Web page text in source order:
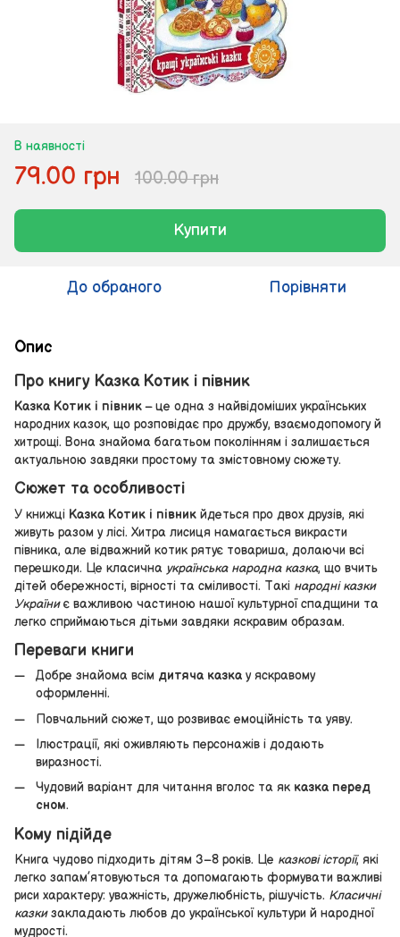
В наявності
79.00 грн 100.00 грн
Купити
До обраного Порівняти
Опис
Про книгу Казка Котик і півник
Казка Котик і півник– це одна з найвідоміших українських
народних казок, що розповідає про дружбу, взаємодопомогу й
хитрощі. Вона знайома багатьом поколінням і залишається
актуальною завдяки простому та змістовному сюжету.
Сюжет та особливості
У книжці Казка Котик і півник йдеться про двох друзів, які
живуть разом у лісі. Хитра лисиця намагається викрасти
півника, але відважний котик рятує товариша, долаючи всі
перешкоди. Це класична українська народна казка, що вчить
дітей обережності, вірності та сміливості. Такі народні казки
Україниє важливою частиною нашої культурної спадщини та
легко сприймаються дітьми завдяки яскравим образам.
Переваги книги
Добре знайома всім дитяча казка у яскравому
оформленні.
Повчальний сюжет, що розвиває емоційність та уяву.
Ілюстрації, які оживляють персонажів і додають
виразності.
Чудовий варіант для читання вголос та як казка перед
сном.
Кому підійде
Книга чудово підходить дітям 3–8 років. Це казкові історії, які
легко запам’ятовуються та допомагають формувати важливі
риси характеру: уважність, дружелюбність, рішучість. Класичні
казкизакладають любов до української культури й народної
мудрості.